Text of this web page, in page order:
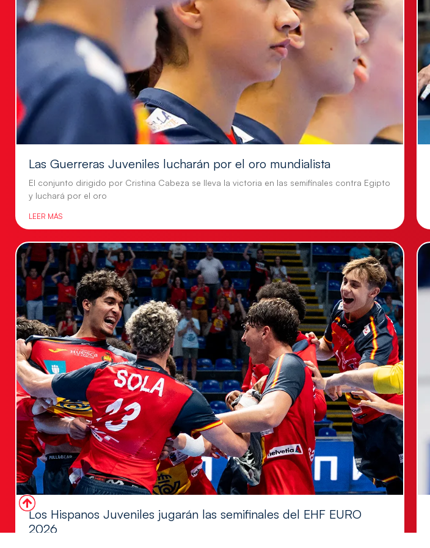
Las Guerreras Juveniles lucharán por el oro mundialista
El conjunto dirigido por Cristina Cabeza se lleva la victoria en las semifinales contra Egipto
y luchará por el oro
LEER MÁS
Los Hispanos Juveniles jugarán las semifinales del EHF EURO
2026